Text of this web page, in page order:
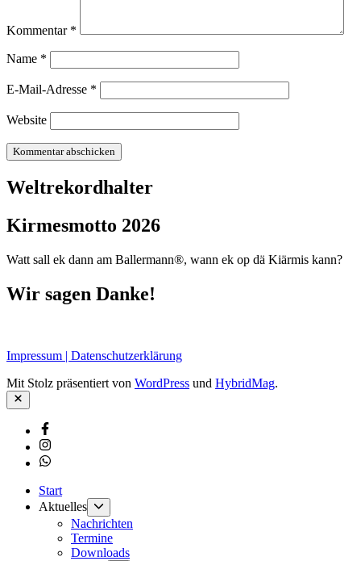
Kommentar *
Name *
E-Mail-Adresse *
Website
Weltrekordhalter
Kirmesmotto 2026
Watt sall ek dann am Ballermann®, wann ek op dä Kiärmis kann?
Wir sagen Danke!
Impressum | Datenschutzerklärung
Mit Stolz präsentiert von WordPress und HybridMag.
Schließen
Facebook
Instagram
Whatsapp
Start
Aktuelles
anzeigen
Nachrichten
Termine
Downloads